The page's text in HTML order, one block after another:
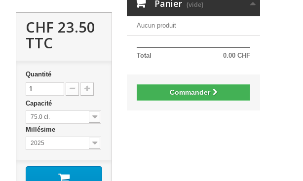
CHF 23.50
TTC
Quantité
Capacité
75.0 cl.
Millésime
2025
Panier (vide)
Aucun produit
0.00 CHF
Total
Commander